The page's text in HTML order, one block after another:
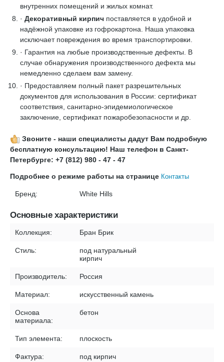
внутренних помещений и жилых комнат.
· Декоративный кирпич поставляется в удобной и
надёжной упаковке из гофрокартона. Наша упаковка
исключает повреждения во время транспортировки.
· Гарантия на любые производственные дефекты. В
случае обнаружения производственного дефекта мы
немедленно сделаем вам замену.
· Предоставляем полный пакет разрешительных
документов для использования в России: сертификат
соответствия, санитарно-эпидемиологическое
заключение, сертификат пожаробезопасности и др.
Звоните - наши специалисты дадут Вам подробную
бесплатную консультацию! Наш телефон в Санкт-
Петербурге: +7 (812) 980 - 47 - 47
Подробнее о режиме работы на странице Контакты
Бренд: White Hills
Основные характеристики
Коллекция: Бран Брик
Стиль:
под натуральный
кирпич
Производитель: Россия
Материал: искусственный камень
Основа
материала:
бетон
Тип элемента: плоскость
Фактура: под кирпич